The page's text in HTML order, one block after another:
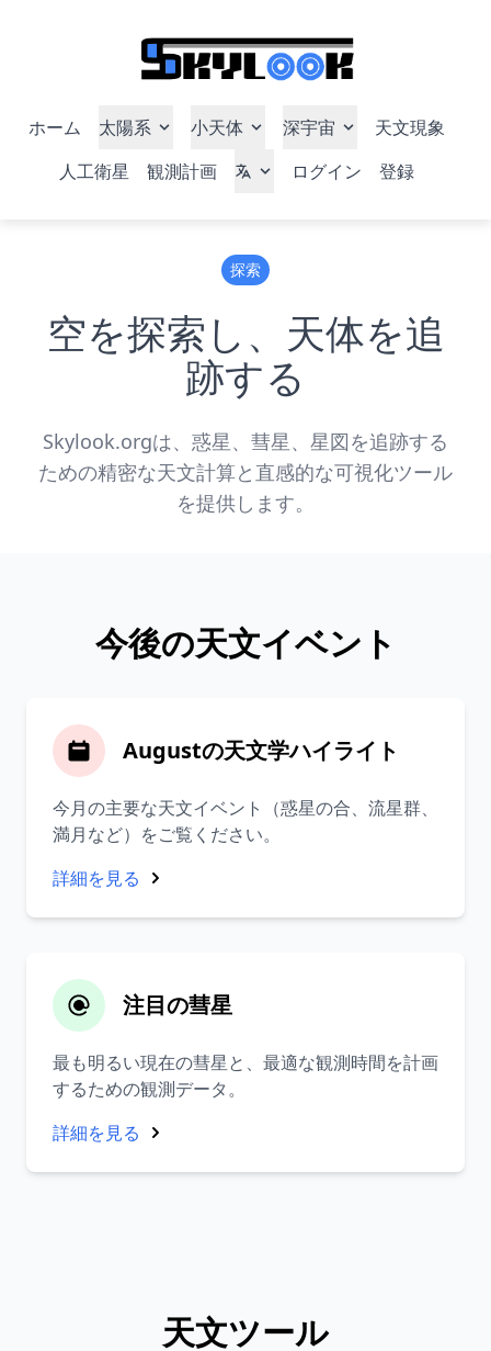
ホーム 太陽系 小天体 深宇宙
天文現象
人工衛星
観測計画 ログイン 登録
探索
空を探索し、天体を追
跡する
Skylook.orgは、惑星、彗星、星図を追跡する
ための精密な天文計算と直感的な可視化ツール
を提供します。
今後の天文イベント
Augustの天文学ハイライト
今月の主要な天文イベント（惑星の合、流星群、
満月など）をご覧ください。
詳細を見る
注目の彗星
最も明るい現在の彗星と、最適な観測時間を計画
するための観測データ。
詳細を見る
天文ツール